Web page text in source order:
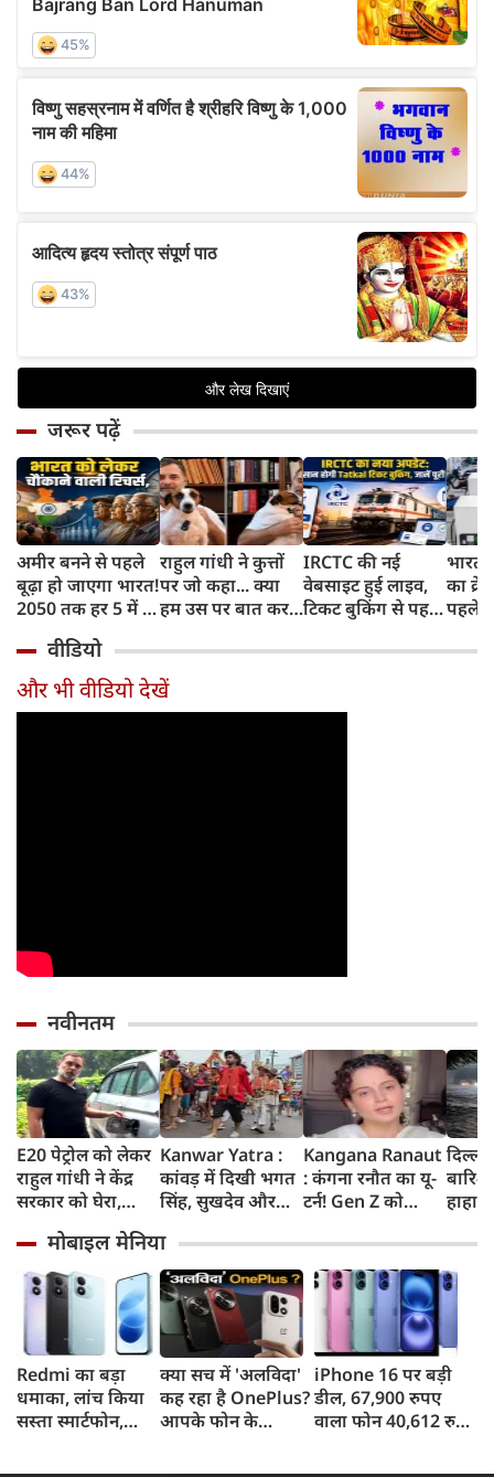
जरूर पढ़ें
अमीर बनने से पहले
बूढ़ा हो जाएगा भारत!
2050 तक हर 5 में 1
साल से ज्यादा उम्र का
राहुल गांधी ने कुत्तों
पर जो कहा... क्या
हम उस पर बात कर
IRCTC की नई
वेबसाइट हुई लाइव,
टिकट बुकिंग से पहले
काम, जानें पूरा
भारत
का
पहले
और
वीडियो
और भी वीडियो देखें
नवीनतम
E20 पेट्रोल को लेकर
राहुल गांधी ने केंद्र
सरकार को घेरा,
लोगों की गाड़ियां हो
रहीं खराब, BJP ने
बताया खराब
पटकथा
Kanwar Yatra :
कांवड़ में दिखी भगत
सिंह, सुखदेव और
अमरगाथा,
शिवभक्तों ने अनोखे
अंदाज में दी
श्रद्धांजलि
Kangana Ranaut
: कंगना रनौत का यू-
टर्न! Gen Z को
'सबसे बड़ी ताकत',
कुछ दिन पहले
प्रदर्शनकारियों को
कहा था 'जेनरेशन
गटर'
जाम
सड़कों
तक
मोबाइल मेनिया
Redmi का बड़ा
धमाका, लांच किया
सस्ता स्मार्टफोन,
क्या सच में 'अलविदा'
कह रहा है OnePlus?
आपके फोन के
iPhone 16 पर बड़ी
डील, 67,900 रुपए
वाला फोन 40,612 रुपए